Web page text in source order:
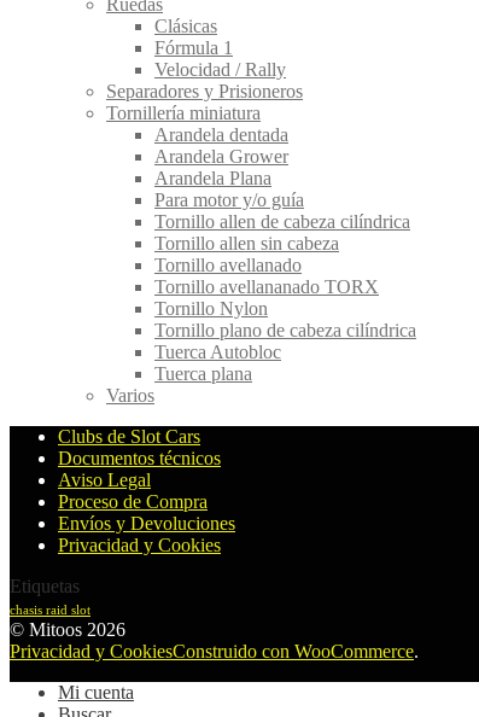
Clásicas
Fórmula 1
Velocidad / Rally
Separadores y Prisioneros
Tornillería miniatura
Arandela dentada
Arandela Grower
Arandela Plana
Para motor y/o guía
Tornillo allen de cabeza cilíndrica
Tornillo allen sin cabeza
Tornillo avellanado
Tornillo avellananado TORX
Tornillo Nylon
Tornillo plano de cabeza cilíndrica
Tuerca Autobloc
Tuerca plana
Varios
Clubs de Slot Cars
Documentos técnicos
Aviso Legal
Proceso de Compra
Envíos y Devoluciones
Privacidad y Cookies
Etiquetas
chasis raid slot
© Mitoos 2026
Privacidad y CookiesConstruido con WooCommerce.
Mi cuenta